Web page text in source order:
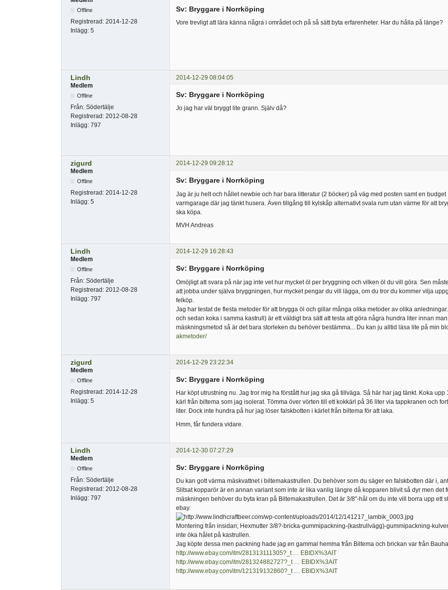
Offline
Registrerad: 2014-12-28
Inlägg: 5
Sv: Bryggare i Norrköping
Vore trevligt att lära känna några i området och på så sätt byta erfarenheter. Har du hålla på länge?
Lindh
2014-12-29 08:04:05
Medlem
Offline
Från: Södertälje
Registrerad: 2012-08-28
Inlägg: 797
Sv: Bryggare i Norrköping
Jo jag har väl bryggt lite grann. Själv då?
zigurd
2014-12-29 09:28:12
Medlem
Offline
Registrerad: 2014-12-28
Inlägg: 5
Sv: Bryggare i Norrköping
Jag är ju helt och hållet newbie och har bara litteratur (2 böcker) på väg med posten samt en
varmgarage där jag tänkt husera. Även tillgång till kylskåp alternativt svala rum utan värme för att
ska köpa.
MVH Andreas
Lindh
2014-12-29 16:28:43
Medlem
Offline
Från: Södertälje
Registrerad: 2012-08-28
Inlägg: 797
Sv: Bryggare i Norrköping
Omöjligt att svara på när jag inte vet hur mycket öl per bryggning och vilken öl du vill göra. Sen
att jobba under själva bryggningen, hur mycket pengar du vill lägga, om du tror du kommer vilja
felköp.
Jag har testat de flesta metoder för att brygga öl och gillar många olika metoder av olika
och sedan koka i samma kastrull) är ett väldigt bra sätt att testa att göra några hundra liter innan
mäskningsmetod så är det bara storleken du behöver bestämma... Du kan ju alltid läsa lite på min
akmetoder/
zigurd
2014-12-29 23:22:34
Medlem
Offline
Registrerad: 2014-12-28
Inlägg: 5
Sv: Bryggare i Norrköping
Har köpt utrustning nu. Jag tror mig ha förstått hur jag ska gå tillväga. Så här har jag tänkt. Koka
kärl från biltema som jag isolerat. Tömma över vörten till ett kokkärl på 36 liter via tappkranen och
liter. Dock inte hundra på hur jag löser falskbotten i kärlet från biltema för att laka.
Hmm, får fundera vidare.
Lindh
2014-12-30 07:27:29
Medlem
Offline
Från: Södertälje
Registrerad: 2012-08-28
Inlägg: 797
Sv: Bryggare i Norrköping
Du kan gott värma mäskvattnet i biltemakastrullen. Du behöver som du säger en falskbotten där i,
Slitsat kopparör är en annan variant som inte är lika vanlig längre då kopparen blivit så dyr men det
mäskningen behöver du byta kran på Biltemakastrullen. Det är 3/8"-hål om du inte vill borra upp ett
ebay.
Montering från insidan; Hexmutter 3/8?-bricka-gummipackning-(kastrullvägg)-gummipackning-
inte öka hålet på kastrullen.
Jag köpte dessa men packning hade jag en gammal hemma från Biltema och brickan var från
http://www.ebay.com/itm/281313111305?_t … EBIDX%3AIT
http://www.ebay.com/itm/281324882727?_t … EBIDX%3AIT
http://www.ebay.com/itm/121319132860?_t … EBIDX%3AIT